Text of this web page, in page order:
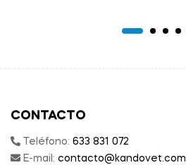
CONTACTO
Teléfono: 633 831 072
E-mail: contacto@kandovet.com